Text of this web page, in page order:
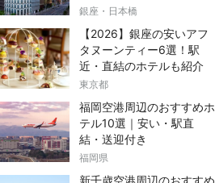
完全ガイド
銀座・日本橋
【2026】銀座の安いアフ
タヌーンティー6選！駅
近・直結のホテルも紹介
東京都
福岡空港周辺のおすすめホ
テル10選｜安い・駅直
結・送迎付き
福岡県
新千歳空港周辺のおすすめ